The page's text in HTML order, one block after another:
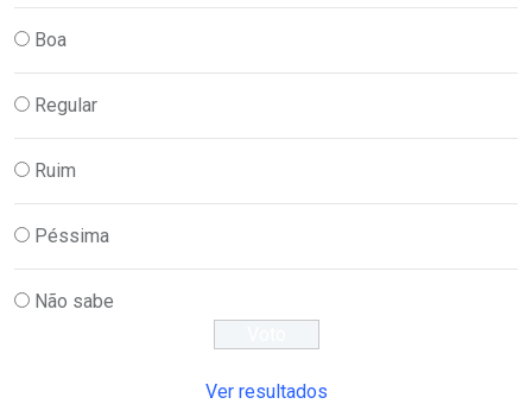
Boa
Regular
Ruim
Péssima
Não sabe
Ver resultados